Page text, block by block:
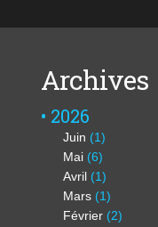
Archives
2026
Juin (1)
Mai (6)
Avril (1)
Mars (1)
Février (2)